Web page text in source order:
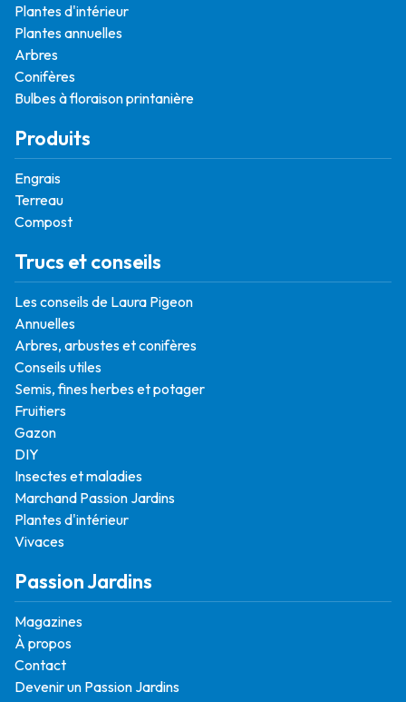
Plantes d'intérieur
Plantes annuelles
Arbres
Conifères
Bulbes à floraison printanière
Produits
Engrais
Terreau
Compost
Trucs et conseils
Les conseils de Laura Pigeon
Annuelles
Arbres, arbustes et conifères
Conseils utiles
Semis, fines herbes et potager
Fruitiers
Gazon
DIY
Insectes et maladies
Marchand Passion Jardins
Plantes d'intérieur
Vivaces
Passion Jardins
Magazines
À propos
Contact
Devenir un Passion Jardins